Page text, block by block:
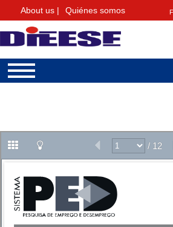
About us | Quiénes somos